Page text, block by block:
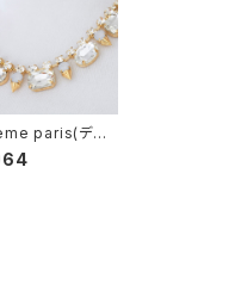
paris(ディ
） ビジューネ